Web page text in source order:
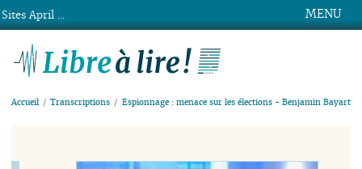
MENU
Accueil Transcriptions Espionnage : menace sur les élections - Benjamin Bayart
Sites April ...